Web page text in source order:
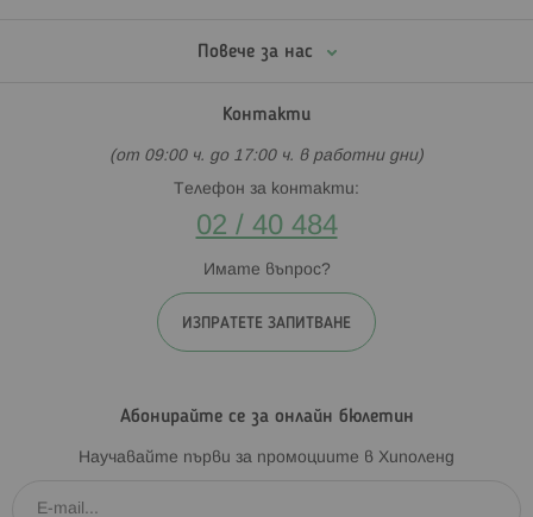
Повече за нас
Контакти
(от 09:00 ч. до 17:00 ч. в работни дни)
Телефон за контакти:
02 / 40 484
Имате въпрос?
ИЗПРАТЕТЕ ЗАПИТВАНЕ
Абонирайте се за онлайн бюлетин
Научавайте първи за промоциите в Хиполенд